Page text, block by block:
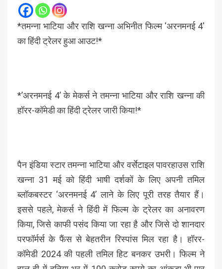
*तमन्ना भाटिया और राशि खन्ना अभिनीत फिल्म ‘अरनमनई 4′
का हिंदी ट्रेलर हुआ आउट!*
*’अरनमनई 4’ के मेकर्स ने तमन्ना भाटिया और राशि खन्ना की
हॉरर-कॉमेडी का हिंदी ट्रेलर जारी किया!*
पैन इंडिया स्टार तमन्ना भाटिया और वर्सेटाइल पावरहाउस राशि
खन्ना 31 मई को हिंदी भाषी दर्शकों के लिए अपनी तमिल
ब्लॉकबस्टर ‘अरनमनई 4’ लाने के लिए पूरी तरह तैयार हैं।
इससे पहले, मेकर्स ने हिंदी में फिल्म के ट्रेलर का अनावरण
किया, जिसे काफी पसंद किया जा रहा है और जिसे दो शानदार
परफॉर्मर्स के फैंस से बेहतरीन रिस्पांस मिल रहा है। हॉरर-
कॉमेडी 2024 की पहली तमिल हिट बनकर उभरी। फिल्म ने